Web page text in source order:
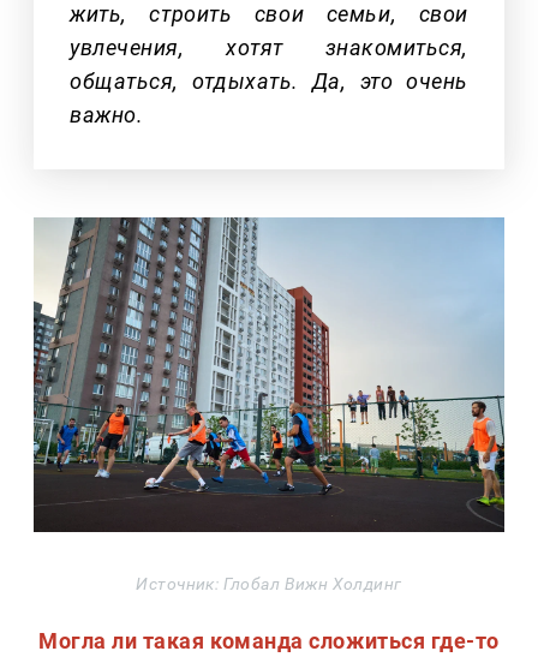
жить, строить свои семьи, свои
увлечения, хотят знакомиться,
общаться, отдыхать. Да, это очень
важно.
Источник: Глобал Вижн Холдинг
Могла ли такая команда сложиться где-то